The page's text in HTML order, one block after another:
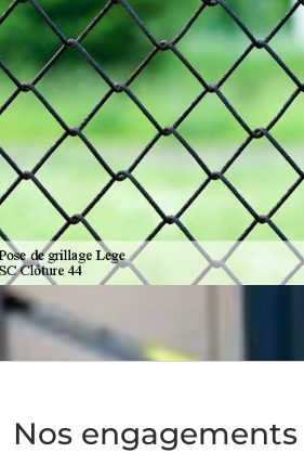
Nos engagements